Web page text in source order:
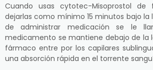
Cuando usas cytotec-Misoprostol de
dejarlas como mínimo 15 minutos bajo
de administrar medicación se le
medicamento se mantiene debajo de la
fármaco entre por los capilares
una absorción rápida en el torrente